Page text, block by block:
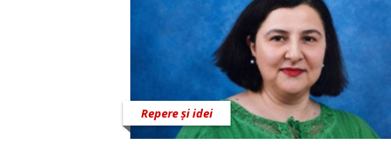
Repere și idei